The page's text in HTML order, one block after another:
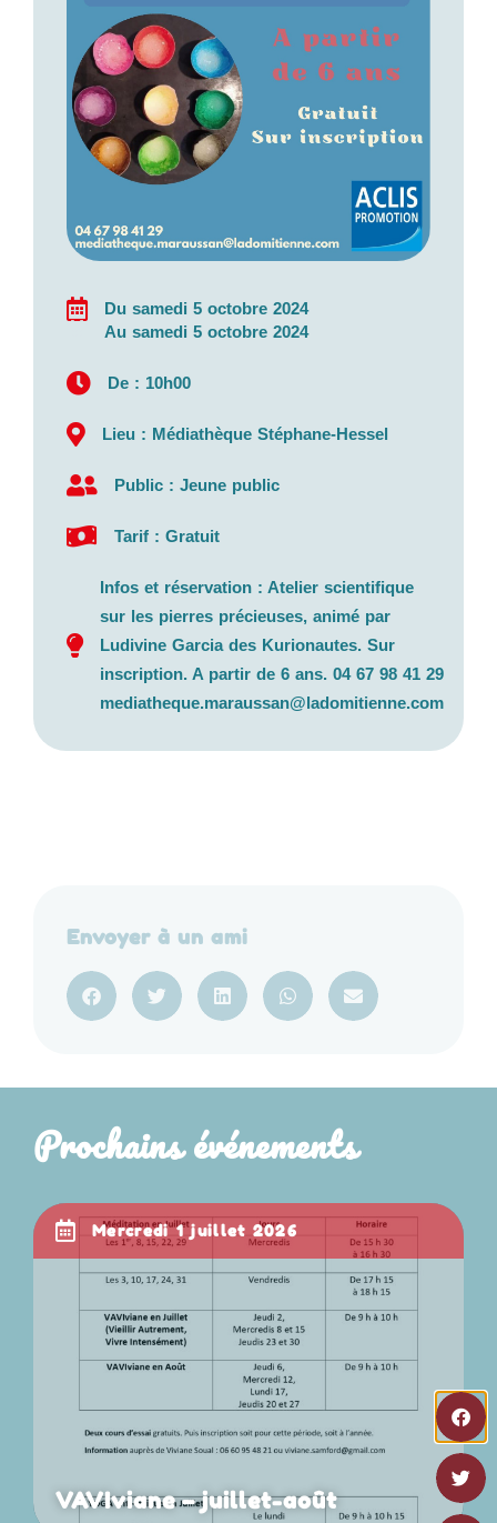
Du samedi 5 octobre 2024
Au samedi 5 octobre 2024
De : 10h00
Lieu : Médiathèque Stéphane-Hessel
Public : Jeune public
Tarif : Gratuit
Infos et réservation : Atelier scientifique
sur les pierres précieuses, animé par
Ludivine Garcia des Kurionautes. Sur
inscription. A partir de 6 ans. 04 67 98 41 29
mediatheque.maraussan@ladomitienne.com
Envoyer à un ami
Prochains événements
mercredi 1 juillet 2026
VAVIviane – juillet-août